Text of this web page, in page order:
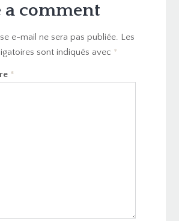
a comment
e-mail ne sera pas publiée. Les
sont indiqués avec *
*